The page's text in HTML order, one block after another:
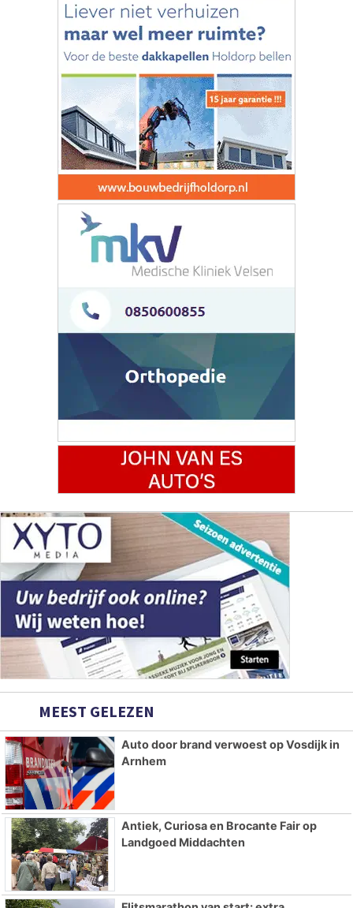
MEEST GELEZEN
Auto door brand verwoest op Vosdijk in
Arnhem
Antiek, Curiosa en Brocante Fair op
Landgoed Middachten